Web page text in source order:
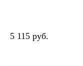
5 115 руб.